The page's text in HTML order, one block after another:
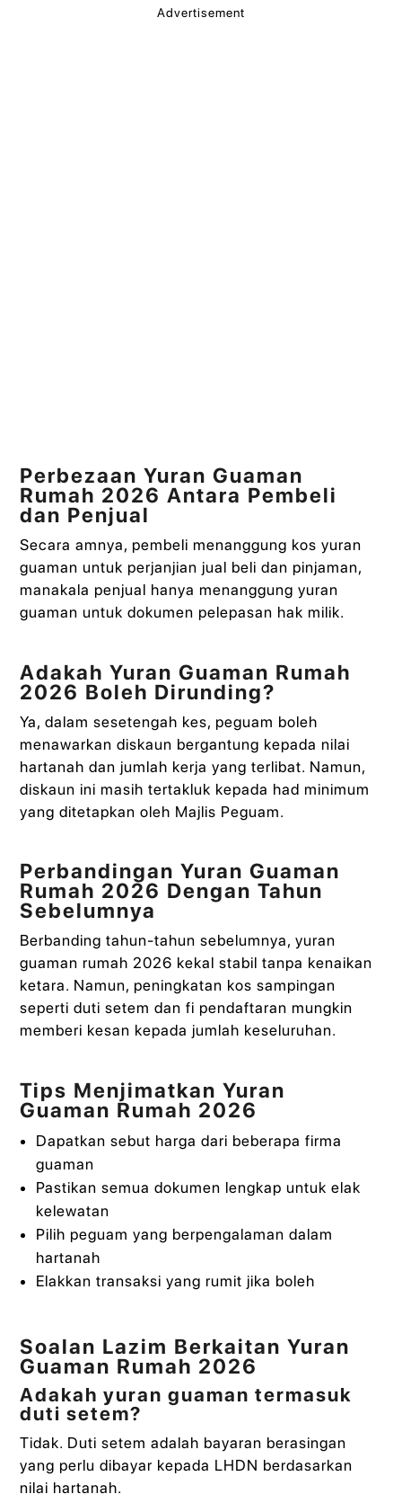
Advertisement
Perbezaan Yuran Guaman
Rumah 2026 Antara Pembeli
dan Penjual
Secara amnya, pembeli menanggung kos yuran
guaman untuk perjanjian jual beli dan pinjaman,
manakala penjual hanya menanggung yuran
guaman untuk dokumen pelepasan hak milik.
Adakah Yuran Guaman Rumah
2026 Boleh Dirunding?
Ya, dalam sesetengah kes, peguam boleh
menawarkan diskaun bergantung kepada nilai
hartanah dan jumlah kerja yang terlibat. Namun,
diskaun ini masih tertakluk kepada had minimum
yang ditetapkan oleh Majlis Peguam.
Perbandingan Yuran Guaman
Rumah 2026 Dengan Tahun
Sebelumnya
Berbanding tahun-tahun sebelumnya, yuran
guaman rumah 2026 kekal stabil tanpa kenaikan
ketara. Namun, peningkatan kos sampingan
seperti duti setem dan fi pendaftaran mungkin
memberi kesan kepada jumlah keseluruhan.
Tips Menjimatkan Yuran
Guaman Rumah 2026
Dapatkan sebut harga dari beberapa firma
guaman
Pastikan semua dokumen lengkap untuk elak
kelewatan
Pilih peguam yang berpengalaman dalam
hartanah
Elakkan transaksi yang rumit jika boleh
Soalan Lazim Berkaitan Yuran
Guaman Rumah 2026
Adakah yuran guaman termasuk
duti setem?
Tidak. Duti setem adalah bayaran berasingan
yang perlu dibayar kepada LHDN berdasarkan
nilai hartanah.